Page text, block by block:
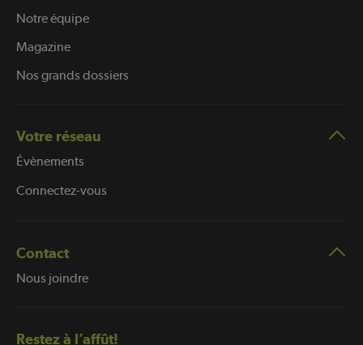
Notre équipe
Magazine
Nos grands dossiers
Votre réseau
Évènements
Connectez-vous
Contact
Nous joindre
Restez à l’affût!